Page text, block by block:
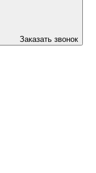
Заказать звонок